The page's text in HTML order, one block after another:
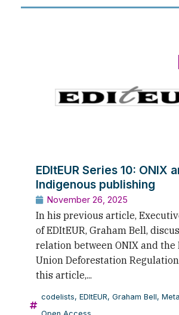
EDItEUR Series 10: ONIX
Indigenous publishing
November 26, 2025
In his previous article,
of EDItEUR, Graham Bell,
relation between ONIX and the
Union Deforestation Regulation
this article,...
codelists, EDItEUR, Graham Bell,